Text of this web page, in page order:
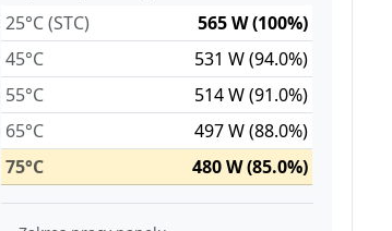
25°C (STC)
565 W (100%)
45°C
531 W (94.0%)
55°C
514 W (91.0%)
65°C
497 W (88.0%)
75°C
480 W (85.0%)